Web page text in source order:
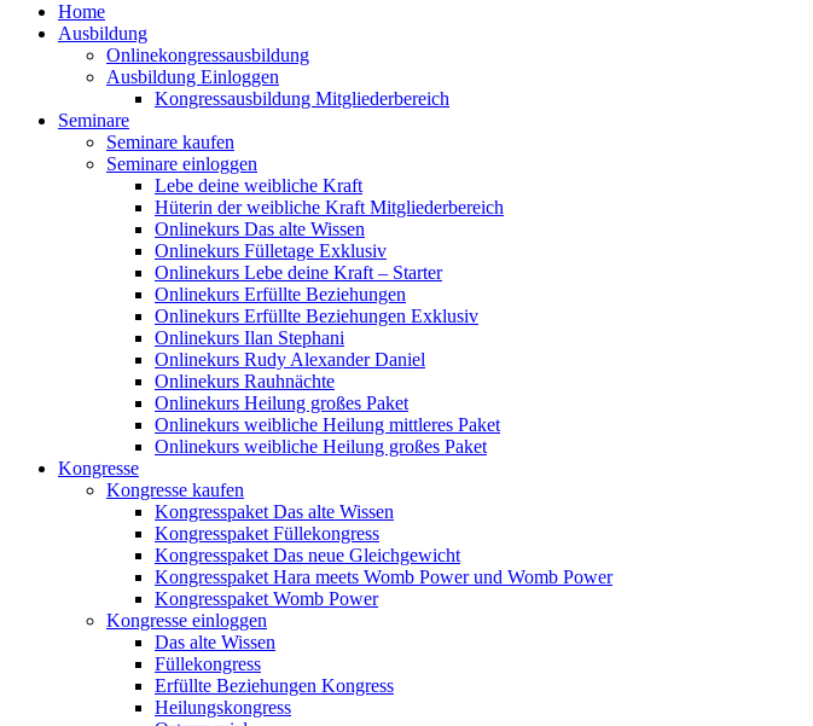
Home
Ausbildung
Onlinekongressausbildung
Ausbildung Einloggen
Kongressausbildung Mitgliederbereich
Seminare
Seminare kaufen
Seminare einloggen
Lebe deine weibliche Kraft
Hüterin der weibliche Kraft Mitgliederbereich
Onlinekurs Das alte Wissen
Onlinekurs Fülletage Exklusiv
Onlinekurs Lebe deine Kraft – Starter
Onlinekurs Erfüllte Beziehungen
Onlinekurs Erfüllte Beziehungen Exklusiv
Onlinekurs Ilan Stephani
Onlinekurs Rudy Alexander Daniel
Onlinekurs Rauhnächte
Onlinekurs Heilung großes Paket
Onlinekurs weibliche Heilung mittleres Paket
Onlinekurs weibliche Heilung großes Paket
Kongresse
Kongresse kaufen
Kongresspaket Das alte Wissen
Kongresspaket Füllekongress
Kongresspaket Das neue Gleichgewicht
Kongresspaket Hara meets Womb Power und Womb Power
Kongresspaket Womb Power
Kongresse einloggen
Das alte Wissen
Füllekongress
Erfüllte Beziehungen Kongress
Heilungskongress